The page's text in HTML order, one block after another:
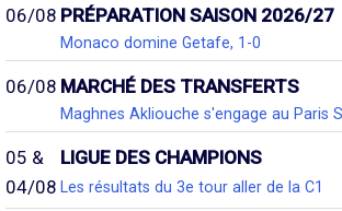
06/08 PRÉPARATION SAISON 2026/27
Monaco domine Getafe, 1-0
06/08 MARCHÉ DES TRANSFERTS
Maghnes Akliouche s'engage au Paris
05 &
04/08
LIGUE DES CHAMPIONS
Les résultats du 3e tour aller de la C1